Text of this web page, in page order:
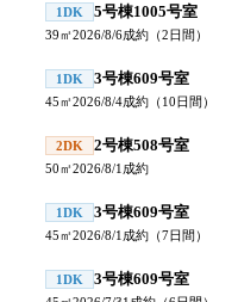
1DK 5号棟1005号室
39㎡2026/8/6成約 （2日間）
1DK 3号棟609号室
45㎡2026/8/4成約 （10日間）
2DK 2号棟508号室
50㎡2026/8/1 成約
1DK 3号棟609号室
45㎡2026/8/1 成約 （7日間）
1DK 3号棟609号室